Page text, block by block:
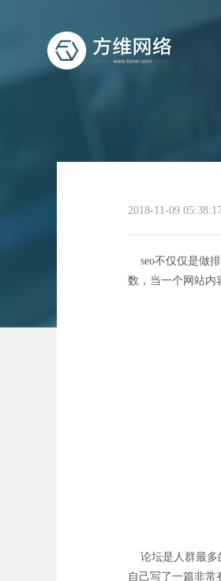
2018-11-09
seo不仅仅是做
数，当一个网站内
论坛是人群最多
自己写了一篇非常